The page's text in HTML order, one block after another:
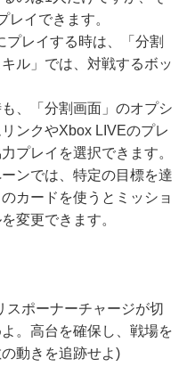
レイできます。
レイする時は、「分割
ル」では、対戦するボッ
、「分割画面」のオプシ
ンクやXbox LIVEのプレ
プレイを選択できます。
ンでは、特定の目標を達
カードを使うとミッショ
変更できます。
スポーナーチャージが切
。高台を確保し、戦場を
動きを追跡せよ)